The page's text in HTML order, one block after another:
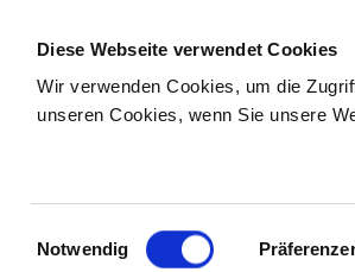
Diese Webseite verwendet Cookies
Wir verwenden Cookies, um die
unseren Cookies, wenn Sie unsere
Einwilligungsauswahl
Notwendig